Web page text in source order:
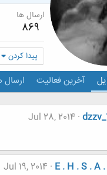
ارسال ها
869
پیدا کردن
آخرین فعالیت ارسال
Jul 28, 2014
E . H . S . A
Jul 19, 2014